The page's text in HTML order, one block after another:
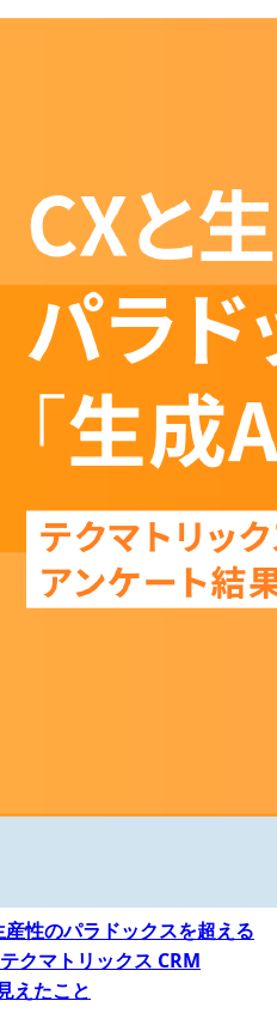
産性のパラドックスを超える
クマトリックス CRM
えたこと